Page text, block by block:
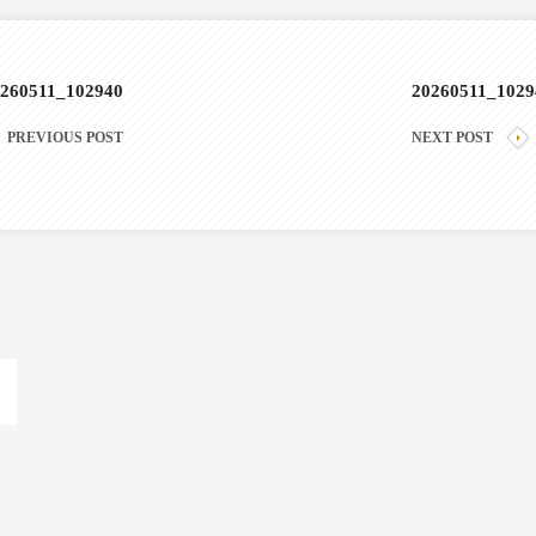
PREVIOUS POST NEXT POST